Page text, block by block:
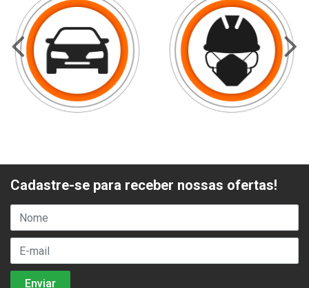
Cadastre-se para receber nossas ofertas!